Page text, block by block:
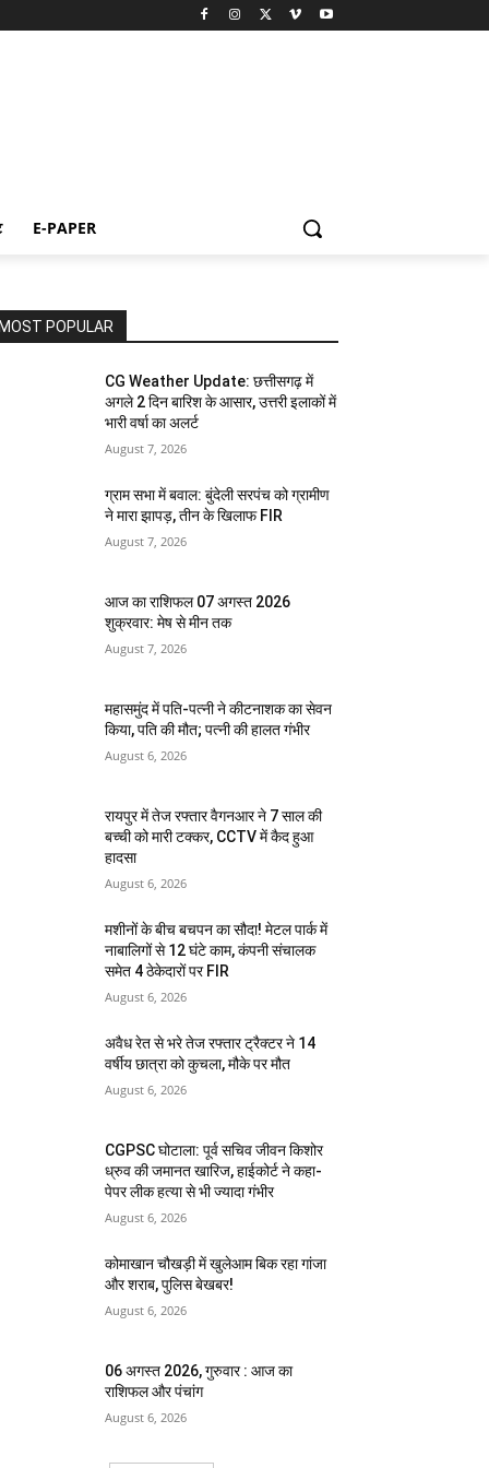
E-PAPER
MOST POPULAR
CG Weather Update: छत्तीसगढ़ में
अगले 2 दिन बारिश के आसार, उत्तरी इलाकों में
भारी वर्षा का अलर्ट
August 7, 2026
ग्राम सभा में बवाल: बुंदेली सरपंच को ग्रामीण
ने मारा झापड़, तीन के खिलाफ FIR
August 7, 2026
आज का राशिफल 07 अगस्त 2026
शुक्रवार: मेष से मीन तक
August 7, 2026
महासमुंद में पति-पत्नी ने कीटनाशक का सेवन
किया, पति की मौत; पत्नी की हालत गंभीर
August 6, 2026
रायपुर में तेज रफ्तार वैगनआर ने 7 साल की
बच्ची को मारी टक्कर, CCTV में कैद हुआ
हादसा
August 6, 2026
मशीनों के बीच बचपन का सौदा! मेटल पार्क में
नाबालिगों से 12 घंटे काम, कंपनी संचालक
समेत 4 ठेकेदारों पर FIR
August 6, 2026
अवैध रेत से भरे तेज रफ्तार ट्रैक्टर ने 14
वर्षीय छात्रा को कुचला, मौके पर मौत
August 6, 2026
CGPSC घोटाला: पूर्व सचिव जीवन किशोर
ध्रुव की जमानत खारिज, हाईकोर्ट ने कहा-
पेपर लीक हत्या से भी ज्यादा गंभीर
August 6, 2026
कोमाखान चौखड़ी में खुलेआम बिक रहा गांजा
और शराब, पुलिस बेखबर!
August 6, 2026
06 अगस्त 2026, गुरुवार : आज का
राशिफल और पंचांग
August 6, 2026